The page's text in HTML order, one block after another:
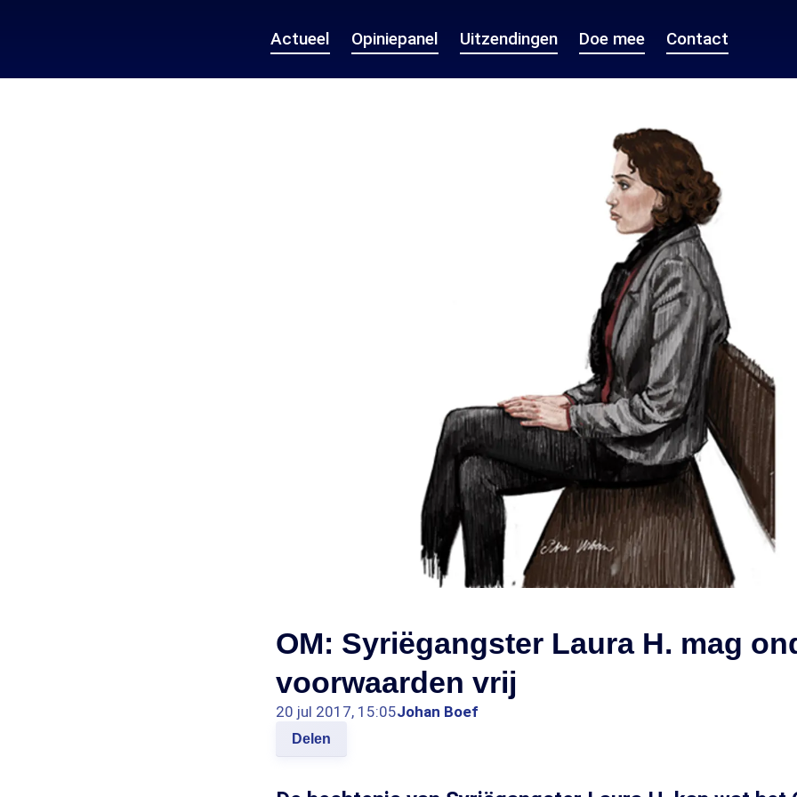
Actueel Opiniepanel Uitzendingen Doe mee Contact
OM: Syriëgangster Laura H. mag
voorwaarden vrij
20 jul 2017, 15:05Johan Boef
Delen